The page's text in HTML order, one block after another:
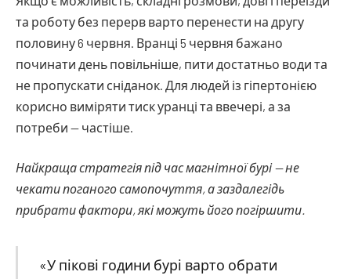
та роботу без перерв варто перенести на другу
половину 6 червня. Вранці 5 червня бажано
починати день повільніше, пити достатньо води та
не пропускати сніданок. Для людей із гіпертонією
корисно виміряти тиск уранці та ввечері, а за
потреби — частіше.
Найкраща стратегія під час магнітної бурі — не
чекати поганого самопочуття, а заздалегідь
прибрати фактори, які можуть його погіршити.
«У пікові години бурі варто обрати